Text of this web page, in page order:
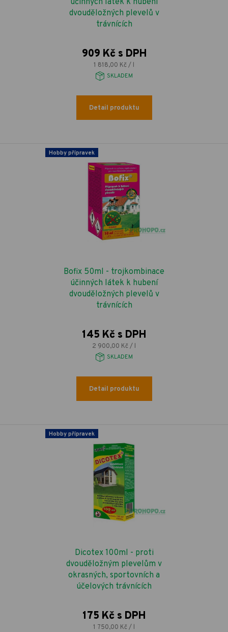
účinných látek k hubení
dvouděložných plevelů v
trávnících
909 Kč s DPH
1 818,00 Kč / l
SKLADEM
Detail produktu
Hobby přípravek
Bofix 50ml - trojkombinace
účinných látek k hubení
dvouděložných plevelů v
trávnících
145 Kč s DPH
2 900,00 Kč / l
SKLADEM
Detail produktu
Hobby přípravek
Dicotex 100ml - proti
dvouděložným plevelům v
okrasných, sportovních a
účelových trávnících
175 Kč s DPH
1 750,00 Kč / l